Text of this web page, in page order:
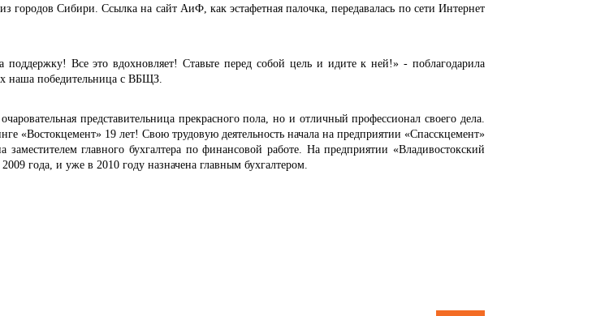
городов Сибири. Ссылка на сайт АиФ, как эстафетная палочка, передавалась по сети Интернет
поддержку! Все это вдохновляет! Ставьте перед собой цель и идите к ней!» - поблагодарила
наша победительница с ВБЩЗ.
представительница прекрасного пола, но и отличный профессионал своего дела.
«Востокцемент» 19 лет! Свою трудовую деятельность начала на предприятии «Спасскцемент»
заместителем главного бухгалтера по финансовой работе. На предприятии «Владивостокский
года, и уже в 2010 году назначена главным бухгалтером.